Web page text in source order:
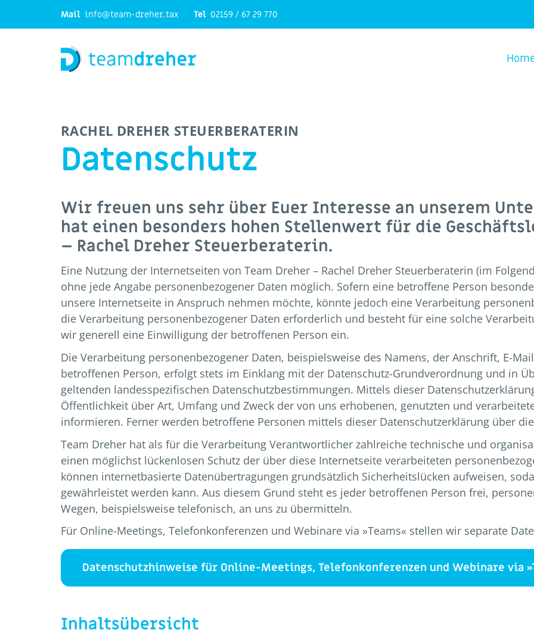
Mail info@team-dreher.tax Tel 02159 / 67 29 770
RACHEL DREHER STEUERBERATERIN
Datenschutz
Wir freuen uns sehr über Euer Interesse an unserem
hat einen besonders hohen Stellenwert für die
– Rachel Dreher Steuerberaterin.
Eine Nutzung der Internetseiten von Team Dreher – Rachel Dreher Steuerberaterin (im
ohne jede Angabe personenbezogener Daten möglich. Sofern eine betroffene Person
unsere Internetseite in Anspruch nehmen möchte, könnte jedoch eine Verarbeitung
die Verarbeitung personenbezogener Daten erforderlich und besteht für eine solche
wir generell eine Einwilligung der betroffenen Person ein.
Die Verarbeitung personenbezogener Daten, beispielsweise des Namens, der Anschrift, E-
betroffenen Person, erfolgt stets im Einklang mit der Datenschutz-Grundverordnung und in
geltenden landesspezifischen Datenschutzbestimmungen. Mittels dieser
Öffentlichkeit über Art, Umfang und Zweck der von uns erhobenen, genutzten und
informieren. Ferner werden betroffene Personen mittels dieser Datenschutzerklärung über
Team Dreher hat als für die Verarbeitung Verantwortlicher zahlreiche technische und
einen möglichst lückenlosen Schutz der über diese Internetseite verarbeiteten
können internetbasierte Datenübertragungen grundsätzlich Sicherheitslücken aufweisen,
gewährleistet werden kann. Aus diesem Grund steht es jeder betroffenen Person frei,
Wegen, beispielsweise telefonisch, an uns zu übermitteln.
Für Online-Meetings, Telefonkonferenzen und Webinare via »Teams« stellen wir separate
Datenschutzhinweise für Online-Meetings, Telefonkonferenzen und Webinare via
Inhaltsübersicht